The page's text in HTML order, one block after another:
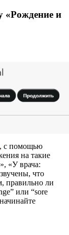
«Рождение и
, с помощью
на такие
«У врача:
что
правильно ли
или “sore